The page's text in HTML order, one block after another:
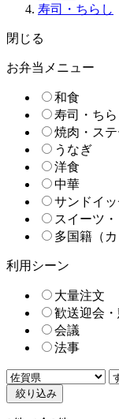
寿司・ちらし
閉じる
お弁当メニュー
和食
寿司・ちら
焼肉・ステ
うなぎ
洋食
中華
サンドイ
スイーツ
多国籍（カ
利用シーン
大量注文
歓送迎会
会議
法事
絞り込み